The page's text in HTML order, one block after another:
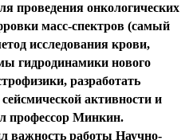
проведения онкологических
масс-спектров (самый
исследования крови,
гидродинамики нового
разработать
активности и
профессор Минкин.
важность работы Научно-